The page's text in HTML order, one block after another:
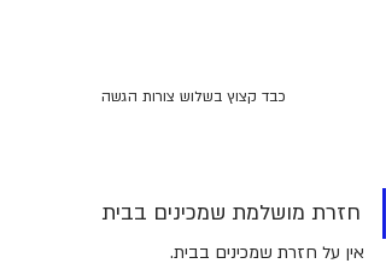
כבד קצוץ בשלוש צורות הגשה
חזרת מושלמת שמכינים בבית
אין על חזרת שמכינים בבית.